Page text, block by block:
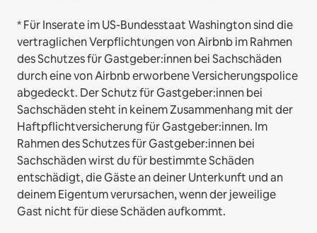
* Für Inserate im US-Bundesstaat Washington sind die
vertraglichen Verpflichtungen von Airbnb im Rahmen
des Schutzes für Gastgeber:innen bei Sachschäden
durch eine von Airbnb erworbene Versicherungspolice
abgedeckt. Der Schutz für Gastgeber:innen bei
Sachschäden steht in keinem Zusammenhang mit der
Haftpflichtversicherung für Gastgeber:innen. Im
Rahmen des Schutzes für Gastgeber:innen bei
Sachschäden wirst du für bestimmte Schäden
entschädigt, die Gäste an deiner Unterkunft und an
deinem Eigentum verursachen, wenn der jeweilige
Gast nicht für diese Schäden aufkommt.